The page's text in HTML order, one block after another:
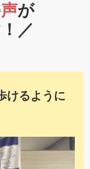
が
／
けるように